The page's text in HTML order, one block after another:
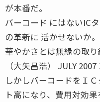
が本番だ。
バーコード にはないIC
の革新に 活かせないか。
華やかさとは無縁の取り
（大矢昌浩） JULY
しかしバーコードをＩ
ト高になり、費用対効